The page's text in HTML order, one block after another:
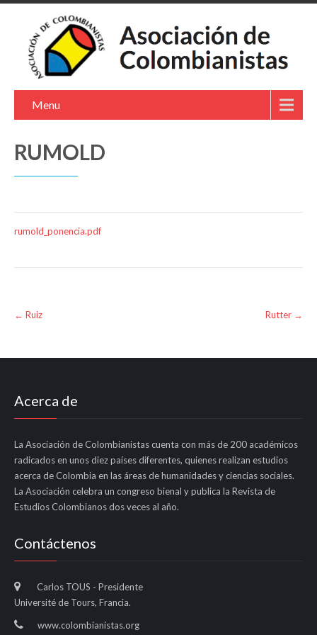
Menu
RUMOLD
rumold_ponencia.pdf
Post
navigation
← Ruiz Rutter →
Acerca de
La Asociación de Colombianistas cuenta con más de 200 académicos
radicados en unos diez países diferentes, quienes realizan estudios
acerca de Colombia en las áreas de humanidades y ciencias sociales.
La Asociación celebra un congreso bienal y publica la Revista de
Estudios Colombianos dos veces al año.
Contáctenos
Carlos TOUS - Presidente
Université de Tours, Francia.
www.colombianistas.org